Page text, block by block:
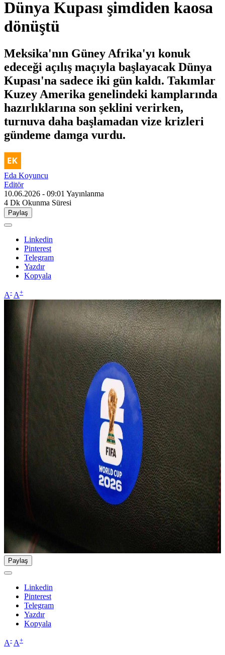
Dünya Kupası şimdiden kaosa
dönüştü
Meksika'nın Güney Afrika'yı konuk
edeceği açılış maçıyla başlayacak Dünya
Kupası'na sadece iki gün kaldı. Takımlar
Kuzey Amerika genelindeki kamplarında
hazırlıklarına son şeklini verirken,
turnuva daha başlamadan vize krizleri
gündeme damga vurdu.
Eda Koyuncu
Editör
10.06.2026 - 09:01 Yayınlanma
4 Dk Okunma Süresi
Paylaş
Linkedin
Pinterest
Telegram
Yazdır
Kopyala
A- A+
Paylaş
Linkedin
Pinterest
Telegram
Yazdır
Kopyala
A- A+